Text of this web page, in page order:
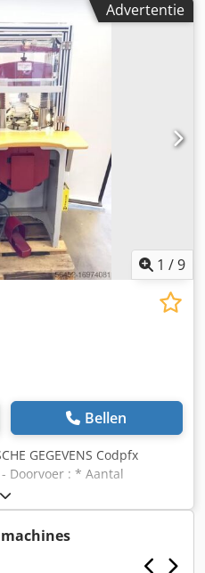
Advertentie
1 /9
Bellen
GEGEVENS Codpfx
Doorvoer : * Aantal
: 210 [mm] * Breedte :
Gat in tafel : Diameter 80
150 [S/min] - Verstelbare
: 27 [mm] - Max. hoogte
- Doorgang tussen staanders